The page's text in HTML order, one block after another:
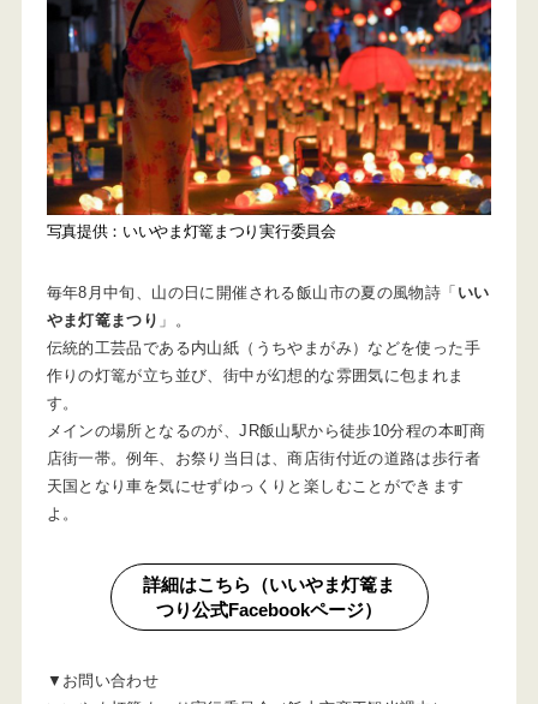
写真提供：いいやま灯篭まつり実行委員会
毎年8月中旬、山の日に開催される飯山市の夏の風物詩「 いい
やま灯篭まつり 」。
伝統的工芸品である内山紙（うちやまがみ）などを使った手
作りの灯篭が立ち並び、街中が幻想的な雰囲気に包まれま
す。
メインの場所となるのが、JR飯山駅から徒歩10分程の本町商
店街一帯。例年、お祭り当日は、商店街付近の道路は歩行者
天国となり車を気にせずゆっくりと楽しむことができます
よ。
詳細はこちら（いいやま灯篭ま
つり公式Facebookページ）
▼お問い合わせ